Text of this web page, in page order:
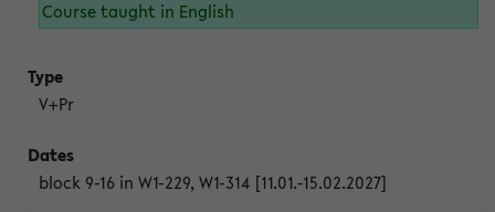
Course taught in English
V+Pr
block 9-16 in W1-229, W1-314 [11.01.-15.02.2027]